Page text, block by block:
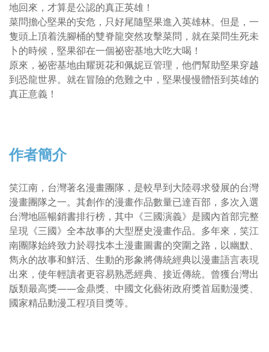
地回來，才算是公認的真正英雄！
菜問擔心堅果的安危，只好尾隨堅果進入英雄林。但是，一
隻頭上頂着洗腳桶的雙脊龍突然攻擊菜問，就在菜問生死未
卜的時候，堅果卻在一個祕密基地大吃大喝！
原來，祕密基地由耀斑花和佩妮豆管理，他們幫助堅果穿越
到恐龍世界。就在冒險的危難之中，堅果慢慢體悟到英雄的
真正意義！
作者簡介
笑江南，台灣著名漫畫團隊，是較早到大陸尋求發展的台灣
漫畫團隊之一。其創作的漫畫作品數量已達百部，多次入選
台灣地區暢銷書排行榜，其中《三國演義》是國內首部完整
呈現《三國》全本故事的大型歷史漫畫作品。多年來，笑江
南團隊始終致力於尋找本土漫畫圖書的突圍之路，以幽默、
雋永的故事和鮮活、生動的形象將傳統經典以漫畫語言表現
出來，使年輕讀者更容易熟悉經典、接近傳統。曾獲台灣出
版類最高獎——金鼎獎、中國文化藝術政府獎首屆動漫獎、
國家精品動漫工程項目獎等。